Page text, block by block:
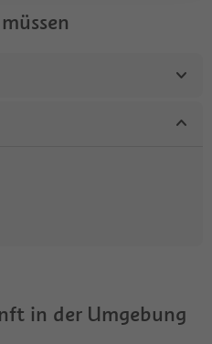
in der Umgebung